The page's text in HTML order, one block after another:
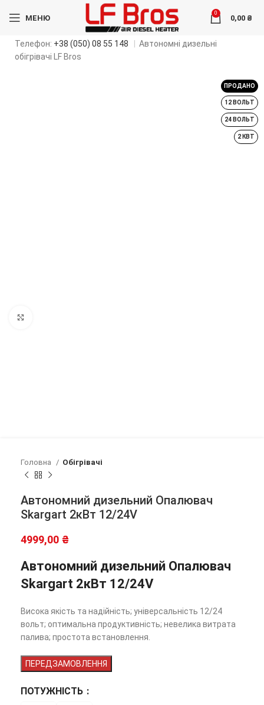
МЕНЮ
0
0,00 ₴
Телефон: +38 (050) 08 55 148
Автономні дизельні
обігрівачі LF Bros
ПРОДАНО
12 ВОЛЬТ
24 ВОЛЬТ
2 КВТ
Головна Обігрівачі
Автономний дизельний Опалювач
Skargart 2кВт 12/24V
4999,00 ₴
Автономний дизельний Опалювач
Skargart 2кВт 12/24V
Висока якість та надійність; універсальність 12/24
вольт; оптимальна продуктивність; невелика витрата
палива; простота встановлення.
ПЕРЕДЗАМОВЛЕННЯ
ПОТУЖНІСТЬ